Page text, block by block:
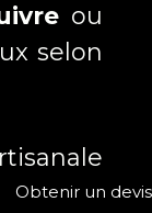
Obtenir un devis
ou
selon